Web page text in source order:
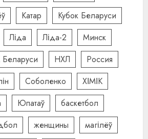
Катар
Кубок Беларуси
Ліда Ліда-2
Минск
НХЛ
Россия
Соболенко
ХІМІК
Юпатаў
баскетбол
женщины
магілёў